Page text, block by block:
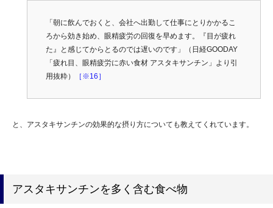
「朝に飲んでおくと、会社へ出勤して仕事にとりかかるこ
ろから効き始め、眼精疲労の回復を早めます。『目が疲れ
た』と感じてからとるのでは遅いのです」（日経GOODAY
「疲れ目、眼精疲労に赤い食材 アスタキサンチン」より引
用抜粋）
［※16］
と、アスタキサンチンの効果的な摂り方についても教えてくれています。
アスタキサンチンを多く含む食べ物